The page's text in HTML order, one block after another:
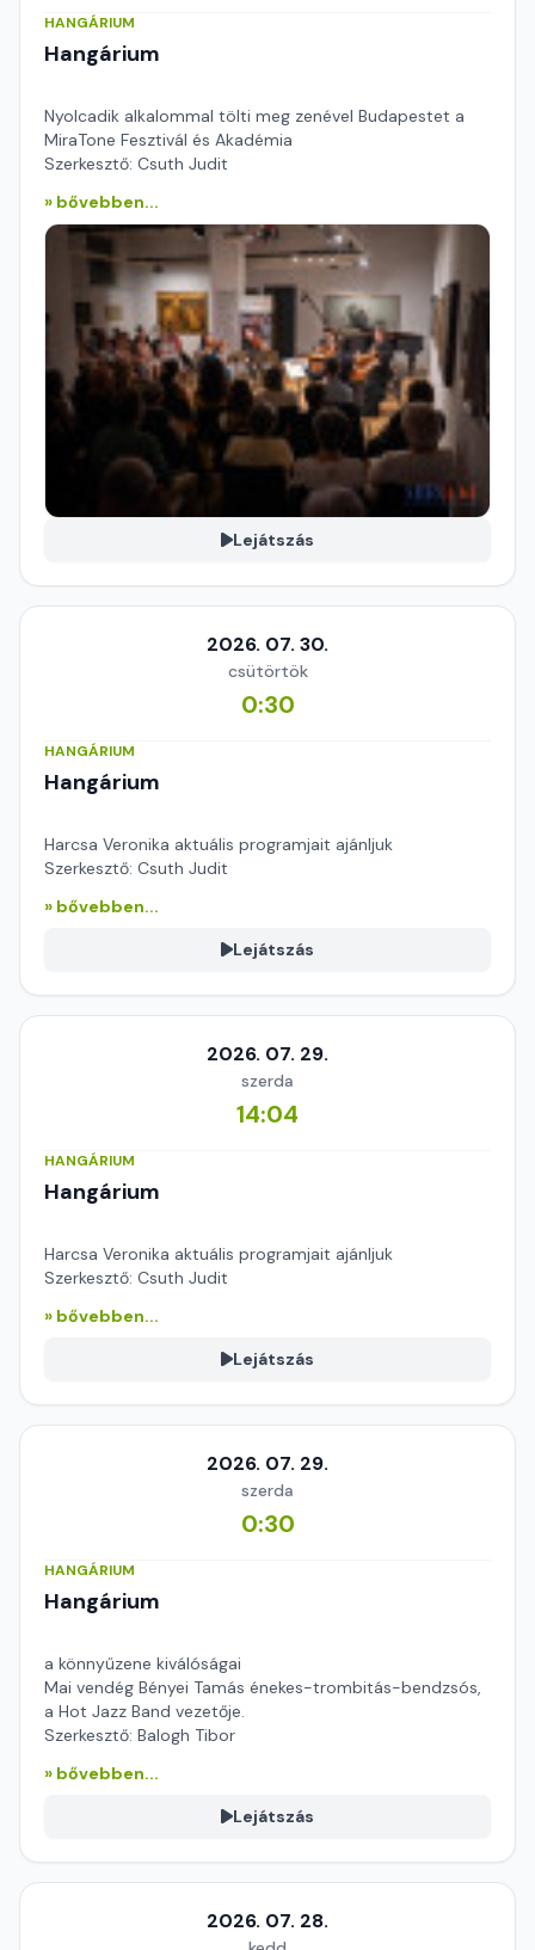
HANGÁRIUM
Hangárium
Nyolcadik alkalommal tölti meg zenével Budapestet a
MiraTone Fesztivál és Akadémia
Szerkesztő: Csuth Judit
» bővebben...
Lejátszás
2026. 07. 30.
csütörtök
0:30
HANGÁRIUM
Hangárium
Harcsa Veronika aktuális programjait ajánljuk
Szerkesztő: Csuth Judit
» bővebben...
Lejátszás
2026. 07. 29.
szerda
14:04
HANGÁRIUM
Hangárium
Harcsa Veronika aktuális programjait ajánljuk
Szerkesztő: Csuth Judit
» bővebben...
Lejátszás
2026. 07. 29.
szerda
0:30
HANGÁRIUM
Hangárium
a könnyűzene kiválóságai
Mai vendég Bényei Tamás énekes-trombitás-bendzsós,
a Hot Jazz Band vezetője.
Szerkesztő: Balogh Tibor
» bővebben...
Lejátszás
2026. 07. 28.